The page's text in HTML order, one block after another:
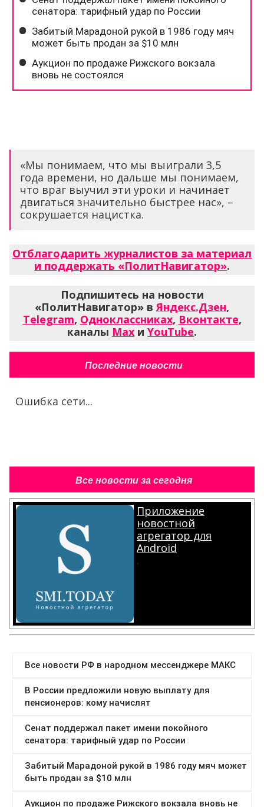
«Мы понимаем, что мы выиграли 3,5
года времени, но дальше мы понимаем,
что враг выучил эти уроки и начинает
двигаться значительно быстрее нас», –
сокрушается нацистка.
Отблагодарить журналистов за материал
и поддержать «ПолитНавигатор».
Подпишитесь на новости
«ПолитНавигатор» в Яндекс.Дзен,
Telegram, Одноклассниках, Вконтакте,
каналы Max и YouTube.
Последние новости
Ошибка сети...
Все новости за сегодня
Приложение
новостной
агрегатор для
Android
.